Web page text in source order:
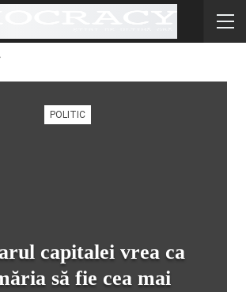
POLITIC
capitalei vrea ca
să fie cea mai